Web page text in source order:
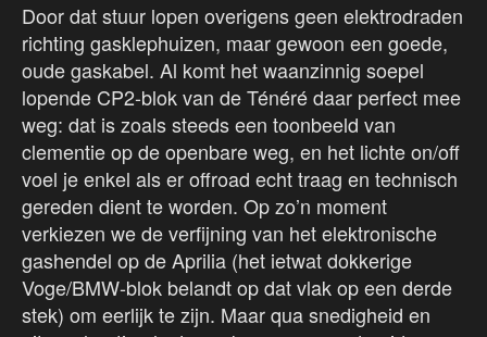
Door dat stuur lopen overigens geen elektrodraden
richting gasklephuizen, maar gewoon een goede,
oude gaskabel. Al komt het waanzinnig soepel
lopende CP2-blok van de Ténéré daar perfect mee
weg: dat is zoals steeds een toonbeeld van
clementie op de openbare weg, en het lichte on/off
voel je enkel als er offroad echt traag en technisch
gereden dient te worden. Op zo’n moment
verkiezen we de verfijning van het elektronische
gashendel op de Aprilia (het ietwat dokkerige
Voge/BMW-blok belandt op dat vlak op een derde
stek) om eerlijk te zijn. Maar qua snedigheid en